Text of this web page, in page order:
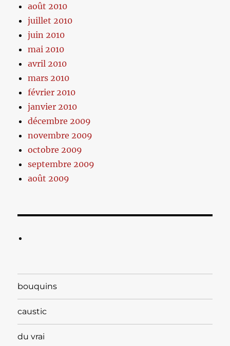
août 2010
juillet 2010
juin 2010
mai 2010
avril 2010
mars 2010
février 2010
janvier 2010
décembre 2009
novembre 2009
octobre 2009
septembre 2009
août 2009
bouquins
caustic
du vrai